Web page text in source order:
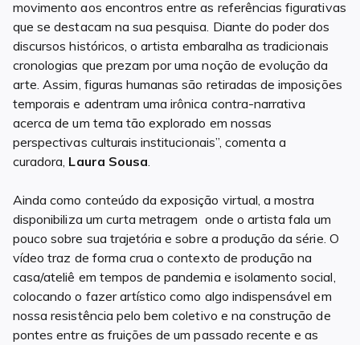
movimento aos encontros entre as referências figurativas
que se destacam na sua pesquisa. Diante do poder dos
discursos históricos, o artista embaralha as tradicionais
cronologias que prezam por uma noção de evolução da
arte. Assim, figuras humanas são retiradas de imposições
temporais e adentram uma irônica contra-narrativa
acerca de um tema tão explorado em nossas
perspectivas culturais institucionais”, comenta a
curadora, Laura Sousa.
Ainda como conteúdo da exposição virtual, a mostra
disponibiliza um curta metragem onde o artista fala um
pouco sobre sua trajetória e sobre a produção da série. O
vídeo traz de forma crua o contexto de produção na
casa/ateliê em tempos de pandemia e isolamento social,
colocando o fazer artístico como algo indispensável em
nossa resistência pelo bem coletivo e na construção de
pontes entre as fruições de um passado recente e as